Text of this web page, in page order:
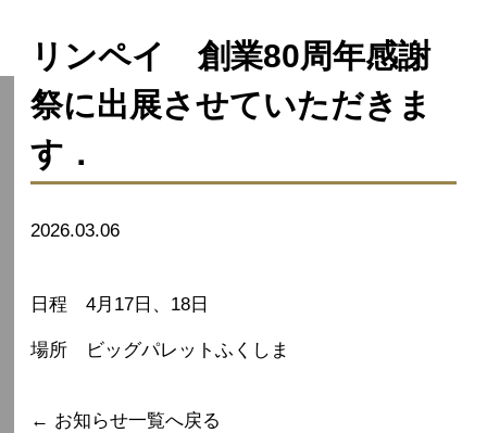
リンペイ 創業80周年感謝
祭に出展させていただきま
す．
2026.03.06
日程 4月17日、18日
場所 ビッグパレットふくしま
← お知らせ一覧へ戻る